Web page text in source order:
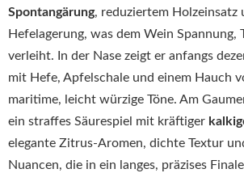
Spontangärung, reduziertem Holzeinsatz
Hefelagerung, was dem Wein Spannung,
verleiht. In der Nase zeigt er anfangs
mit Hefe, Apfelschale und einem Hauch
maritime, leicht würzige Töne. Am
ein straffes Säurespiel mit kräftiger
elegante Zitrus-Aromen, dichte Textur
Nuancen, die in ein langes, präzises